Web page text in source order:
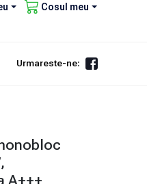
Cosul meu
Urmareste-ne:
A+++